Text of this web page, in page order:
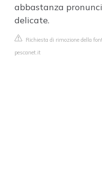
abbastanza
delicate.
Richiesta di rimozione della
pescanet.it